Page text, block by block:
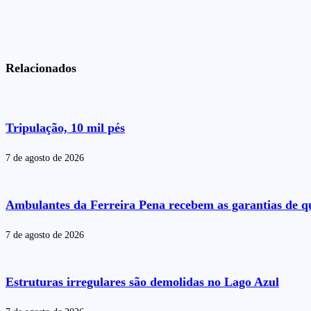
Relacionados
Tripulação, 10 mil pés
7 de agosto de 2026
Ambulantes da Ferreira Pena recebem as garantias de
7 de agosto de 2026
Estruturas irregulares são demolidas no Lago Azul